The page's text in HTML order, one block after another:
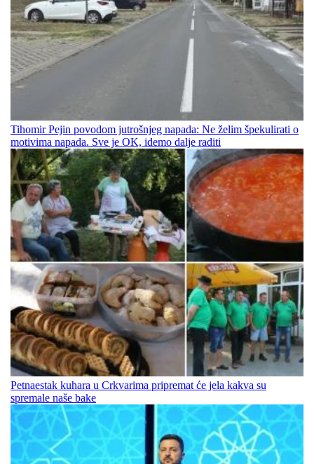
Tihomir Pejin povodom jutrošnjeg napada: Ne želim špekulirati o
motivima napada. Sve je OK, idemo dalje raditi
Petnaestak kuhara u Crkvarima pripremat će jela kakva su
spremale naše bake